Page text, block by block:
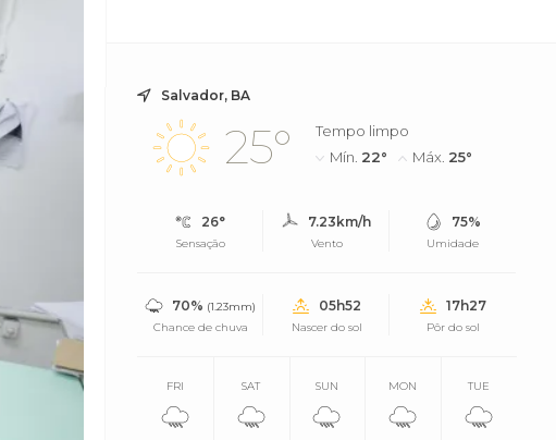
Salvador, BA
25°
Tempo limpo
Mín. 22° Máx. 25°
26°
Sensação
7.23km/h
Vento
75%
Umidade
70% (1.23mm)
Chance de chuva
05h52
Nascer do sol
17h27
Pôr do sol
FRI SAT SUN MON TUE